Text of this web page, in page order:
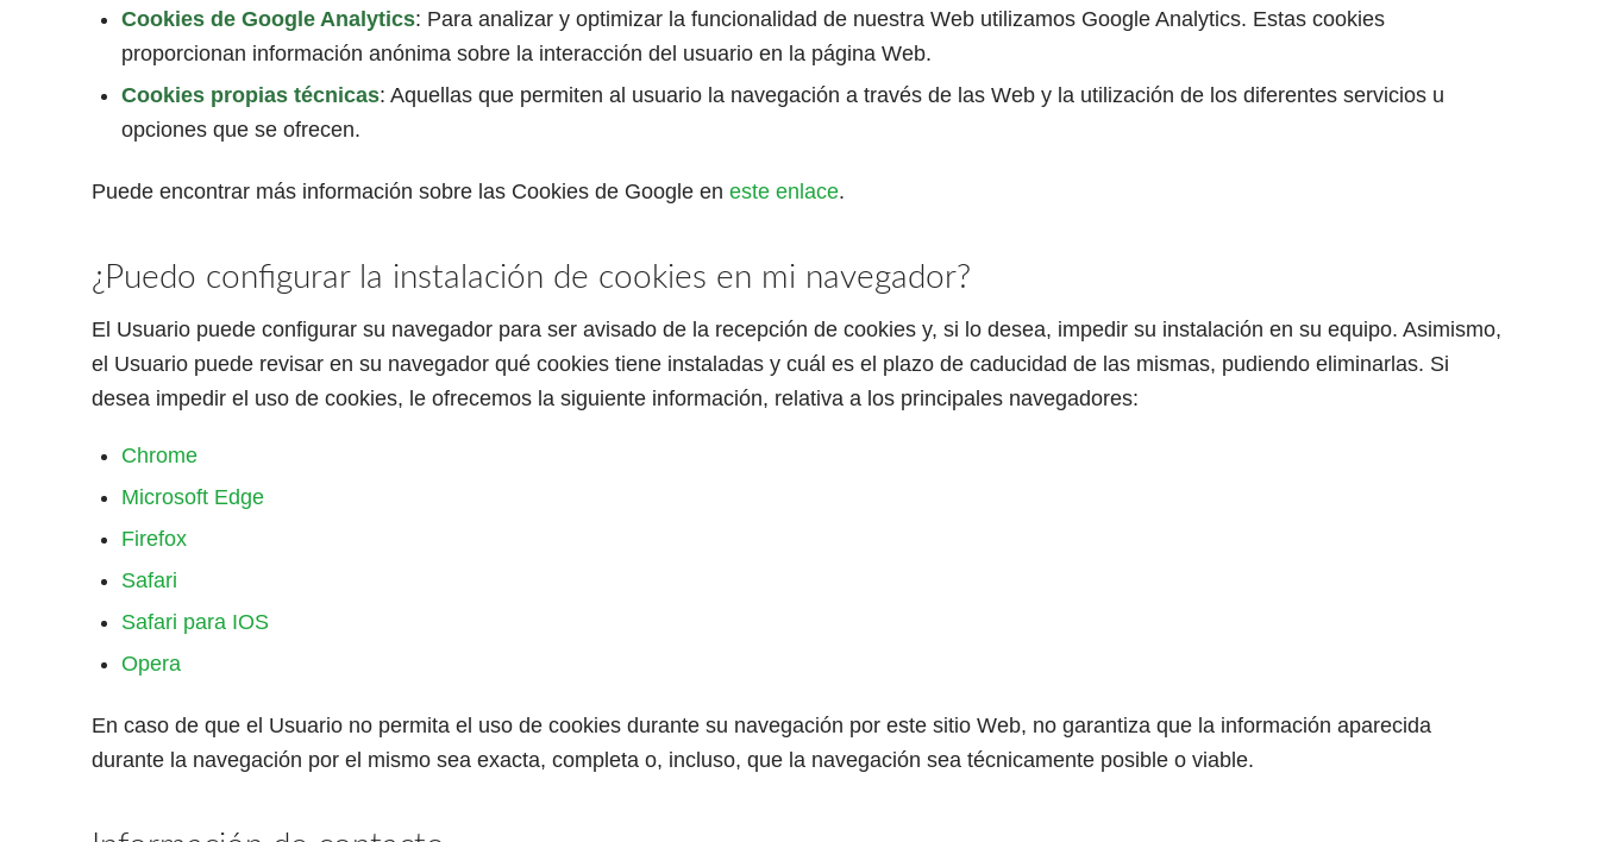
Cookies de Google Analytics: Para analizar y optimizar la funcionalidad de nuestra Web utilizamos Google Analytics. Estas cookies
proporcionan información anónima sobre la interacción del usuario en la página Web.
Cookies propias técnicas: Aquellas que permiten al usuario la navegación a través de las Web y la utilización de los diferentes servicios u
opciones que se ofrecen.
Puede encontrar más información sobre las Cookies de Google en este enlace.
¿Puedo configurar la instalación de cookies en mi navegador?
El Usuario puede configurar su navegador para ser avisado de la recepción de cookies y, si lo desea, impedir su instalación en su equipo. Asimismo,
el Usuario puede revisar en su navegador qué cookies tiene instaladas y cuál es el plazo de caducidad de las mismas, pudiendo eliminarlas. Si
desea impedir el uso de cookies, le ofrecemos la siguiente información, relativa a los principales navegadores:
Chrome
Microsoft Edge
Firefox
Safari
Safari para IOS
Opera
En caso de que el Usuario no permita el uso de cookies durante su navegación por este sitio Web, no garantiza que la información aparecida
durante la navegación por el mismo sea exacta, completa o, incluso, que la navegación sea técnicamente posible o viable.